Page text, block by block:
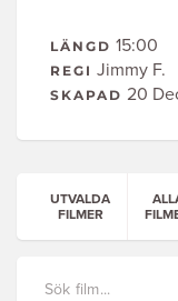
LÄNGD 15:00
REGI Jimmy F.
SKAPAD 20
UTVALDA
FILMER